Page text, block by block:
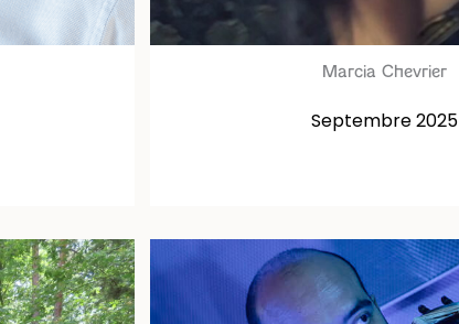
Marcia Chevrier
Septembre 2025